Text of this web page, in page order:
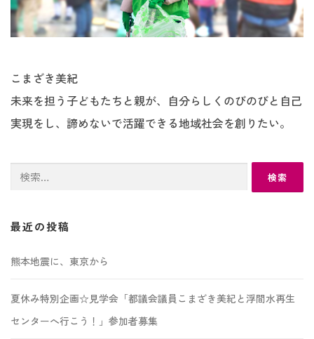
こまざき美紀
未来を担う子どもたちと親が、自分らしくのびのびと自己
実現をし、諦めないで活躍できる地域社会を創りたい。
検
最近の投稿
熊本地震に、東京から
夏休み特別企画☆見学会「都議会議員こまざき美紀と浮間水再生
センターへ行こう！」参加者募集